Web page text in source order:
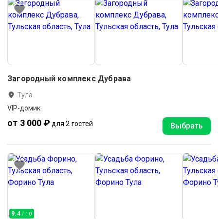
Загородный комплекс Дубрава
Тула
VIP-домик
от 3 000 ₽ для 2 гостей Выбрать
9.4 / 10